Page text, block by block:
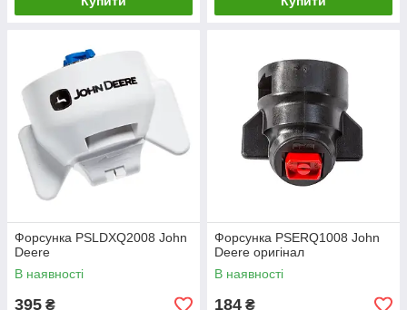
Форсунка PSLDXQ2008 John
Deere
В наявності
395 ₴
Форсунка PSERQ1008 John
Deere оригінал
В наявності
184 ₴